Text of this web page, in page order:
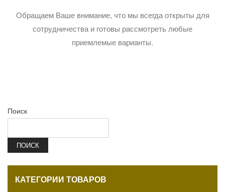
Обращаем Ваше внимание, что мы всегда открыты для
сотрудничества и готовы рассмотреть любые
приемлемые варианты.
Поиск
ПОИСК
КАТЕГОРИИ ТОВАРОВ